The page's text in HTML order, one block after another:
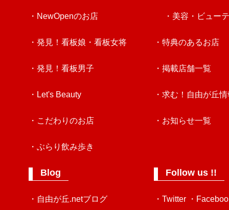
・NewOpenのお店
・発見！看板娘・看板女将
・発見！看板男子
・Let's Beauty
・こだわりのお店
・ぶらり飲み歩き
Blog
・自由が丘.netブログ
・美容・ビュー
・特典のあるお店
・掲載店舗一覧
・求む！自由が丘
・お知らせ一覧
Follow us !!
・Twitter ・